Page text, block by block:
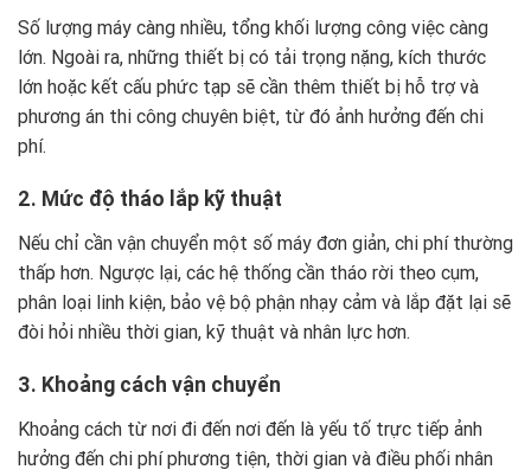
Số lượng máy càng nhiều, tổng khối lượng công việc càng
lớn. Ngoài ra, những thiết bị có tải trọng nặng, kích thước
lớn hoặc kết cấu phức tạp sẽ cần thêm thiết bị hỗ trợ và
phương án thi công chuyên biệt, từ đó ảnh hưởng đến chi
phí.
2. Mức độ tháo lắp kỹ thuật
Nếu chỉ cần vận chuyển một số máy đơn giản, chi phí thường
thấp hơn. Ngược lại, các hệ thống cần tháo rời theo cụm,
phân loại linh kiện, bảo vệ bộ phận nhạy cảm và lắp đặt lại sẽ
đòi hỏi nhiều thời gian, kỹ thuật và nhân lực hơn.
3. Khoảng cách vận chuyển
Khoảng cách từ nơi đi đến nơi đến là yếu tố trực tiếp ảnh
hưởng đến chi phí phương tiện, thời gian và điều phối nhân